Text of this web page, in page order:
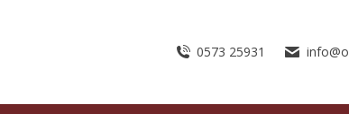
0573 25931